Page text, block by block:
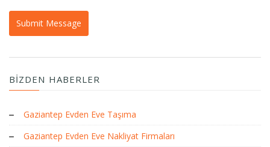
BIZDEN HABERLER
Gaziantep Evden Eve Taşıma
Gaziantep Evden Eve Nakliyat Firmaları